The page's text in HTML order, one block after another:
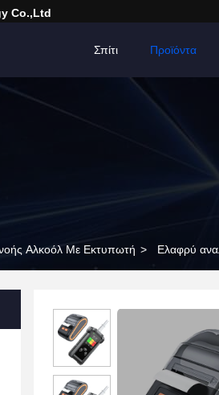
Co.,Ltd
Σπίτι Προϊόντα
Αλκοόλ Με Εκτυπωτή > Ελαφρύ